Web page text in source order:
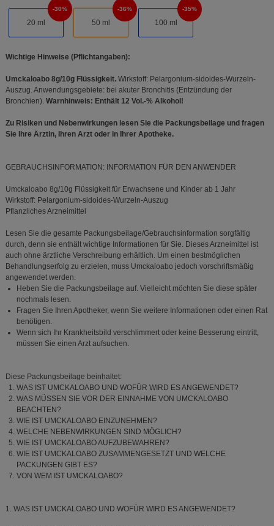
20 ml
30%
50 ml
36%
100 ml
35%
Wichtige Hinweise (Pflichtangaben):
Umckaloabo 8g/10g Flüssigkeit.Wirkstoff: Pelargonium-sidoides-Wurzeln-
Auszug. Anwendungsgebiete: bei akuter Bronchitis (Entzündung der
Bronchien). Warnhinweis: Enthält 12 Vol.-% Alkohol!
Zu Risiken und Nebenwirkungen lesen Sie die Packungsbeilage und fragen
Sie Ihre Ärztin, Ihren Arzt oder in Ihrer Apotheke.
GEBRAUCHSINFORMATION: INFORMATION FÜR DEN ANWENDER
Umckaloabo 8g/10g Flüssigkeit für Erwachsene und Kinder ab 1 Jahr
Wirkstoff: Pelargonium-sidoides-Wurzeln-Auszug
Pflanzliches Arzneimittel
Lesen Sie die gesamte Packungsbeilage/Gebrauchsinformation sorgfältig
durch, denn sie enthält wichtige Informationen für Sie. Dieses Arzneimittel ist
auch ohne ärztliche Verschreibung erhältlich. Um einen bestmöglichen
Behandlungserfolg zu erzielen, muss Umckaloabo jedoch vorschriftsmäßig
angewendet werden.
Heben Sie die Packungsbeilage auf. Vielleicht möchten Sie diese später
nochmals lesen.
Fragen Sie Ihren Apotheker, wenn Sie weitere Informationen oder einen Rat
benötigen.
Wenn sich Ihr Krankheitsbild verschlimmert oder keine Besserung eintritt,
müssen Sie einen Arzt aufsuchen.
Diese Packungsbeilage beinhaltet:
WAS IST UMCKALOABO UND WOFÜR WIRD ES ANGEWENDET?
WAS MÜSSEN SIE VOR DER EINNAHME VON UMCKALOABO
BEACHTEN?
WIE IST UMCKALOABO EINZUNEHMEN?
WELCHE NEBENWIRKUNGEN SIND MÖGLICH?
WIE IST UMCKALOABO AUFZUBEWAHREN?
WIE IST UMCKALOABO ZUSAMMENGESETZT UND WELCHE
PACKUNGEN GIBT ES?
VON WEM IST UMCKALOABO?
1. WAS IST UMCKALOABO UND WOFÜR WIRD ES ANGEWENDET?